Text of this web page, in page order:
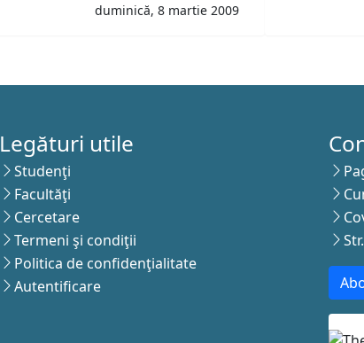
duminică, 8 martie 2009
Legături utile
Studenţi
Facultăţi
Cercetare
Termeni şi condiţii
Politica de confidenţialitate
Autentificare